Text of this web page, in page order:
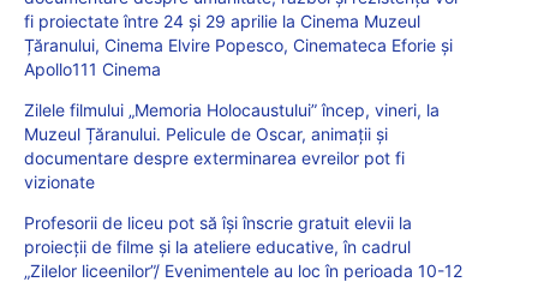
fi proiectate între 24 și 29 aprilie la Cinema Muzeul
Țăranului, Cinema Elvire Popesco, Cinemateca Eforie și
Apollo111 Cinema
Zilele filmului „Memoria Holocaustului” încep, vineri, la
Muzeul Țăranului. Pelicule de Oscar, animații și
documentare despre exterminarea evreilor pot fi
vizionate
Profesorii de liceu pot să își înscrie gratuit elevii la
proiecții de filme și la ateliere educative, în cadrul
„Zilelor liceenilor”/ Evenimentele au loc în perioada 10-12